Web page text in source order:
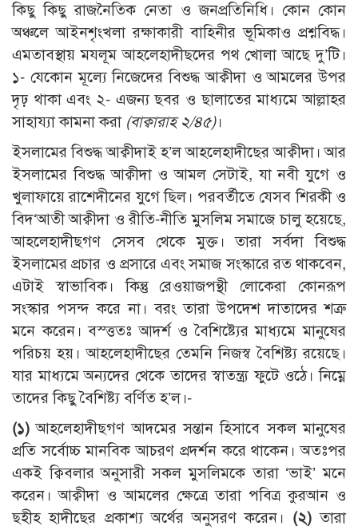
কিছু কিছু রাজনৈতিক নেতা ও জনপ্রতিনিধি। কোন কোন
অঞ্চলে আইনশৃংখলা রক্ষাকারী বাহিনীর ভূমিকাও প্রশ্নবিদ্ধ।
এমতাবস্থায় মযলূম আহলেহাদীছদের পথ খোলা আছে দু’টি।
১- যেকোন মূল্যে নিজেদের বিশুদ্ধ আক্বীদা ও আমলের উপর
দৃঢ় থাকা এবং ২- এজন্য ছবর ও ছালাতের মাধ্যমে আল্লাহর
সাহায্যা কামনা করা (বাক্বারাহ ২/৪৫)।
ইসলামের বিশুদ্ধ আক্বীদাই হ’ল আহলেহাদীছের আক্বীদা। আর
ইসলামের বিশুদ্ধ আক্বীদা ও আমল সেটাই, যা নবী যুগে ও
খুলাফায়ে রাশেদীনের যুগে ছিল। পরবর্তীতে যেসব শিরকী ও
বিদ‘আতী আক্বীদা ও রীতি-নীতি মুসলিম সমাজে চালু হয়েছে,
আহলেহাদীছগণ সেসব থেকে মুক্ত। তারা সর্বদা বিশুদ্ধ
ইসলামের প্রচার ও প্রসারে এবং সমাজ সংস্কারে রত থাকবেন,
এটাই স্বাভাবিক। কিন্তু রেওয়াজপন্থী লোকেরা কোনরূপ
সংস্কার পসন্দ করে না। বরং তারা উপদেশ দাতাদের শত্রু
মনে করেন। বস্ত্ততঃ আদর্শ ও বৈশিষ্ট্যের মাধ্যমে মানুষের
পরিচয় হয়। আহলেহাদীছের তেমনি নিজস্ব বৈশিষ্ট্য রয়েছে।
যার মাধ্যমে অন্যদের থেকে তাদের স্বাতন্ত্র্য ফুটে ওঠে। নিম্নে
তাদের কিছু বৈশিষ্ট্য বর্ণিত হ’ল।-
(১) আহলেহাদীছগণ আদমের সন্তান হিসাবে সকল মানুষের
প্রতি সর্বোচ্চ মানবিক আচরণ প্রদর্শন করে থাকেন। অতঃপর
একই ক্বিবলার অনুসারী সকল মুসলিমকে তারা ‘ভাই’ মনে
করেন। আক্বীদা ও আমলের ক্ষেত্রে তারা পবিত্র কুরআন ও
ছহীহ হাদীছের প্রকাশ্য অর্থের অনুসরণ করেন। (২)তারা